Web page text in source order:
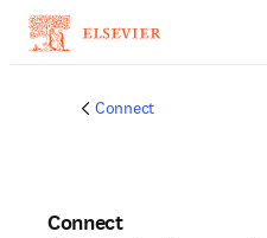
Connect
Connect